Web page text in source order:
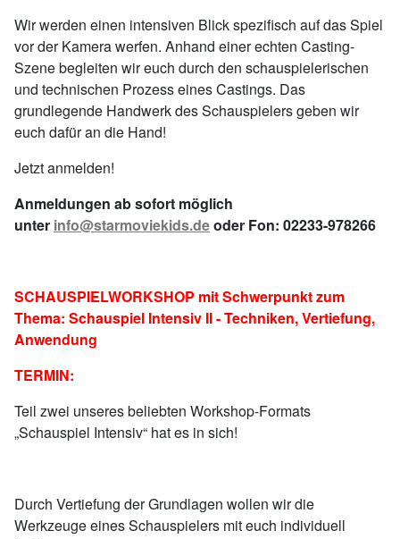
Wir werden einen intensiven Blick spezifisch auf das Spiel
vor der Kamera werfen. Anhand einer echten Casting-
Szene begleiten wir euch durch den schauspielerischen
und technischen Prozess eines Castings. Das
grundlegende Handwerk des Schauspielers geben wir
euch dafür an die Hand!
Jetzt anmelden!
Anmeldungen ab sofort möglich
unter info@starmoviekids.deoder Fon: 02233-978266
SCHAUSPIELWORKSHOP mit Schwerpunkt zum
Thema: Schauspiel Intensiv II - Techniken, Vertiefung,
Anwendung
TERMIN:
Teil zwei unseres beliebten Workshop-Formats
„Schauspiel Intensiv“ hat es in sich!
Durch Vertiefung der Grundlagen wollen wir die
Werkzeuge eines Schauspielers mit euch individuell